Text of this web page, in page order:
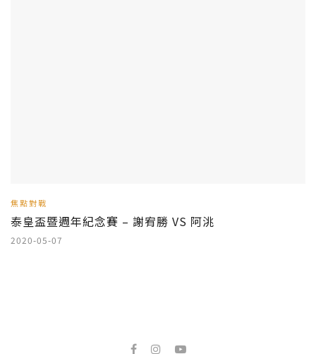
焦點對戰
泰皇盃暨週年紀念賽 – 謝宥勝 VS 阿洮
2020-05-07